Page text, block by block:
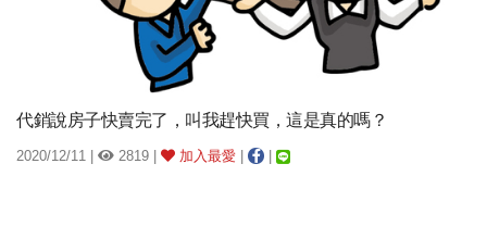
代銷說房子快賣完了，叫我趕快買，這是真的嗎？
2020/12/11 | 2819 | 加入最愛 | |